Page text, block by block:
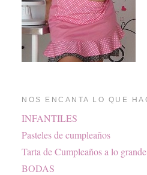
NOS ENCANTA LO QUE
INFANTILES
Pasteles de cumpleaños
Tarta de Cumpleaños a lo grande
BODAS